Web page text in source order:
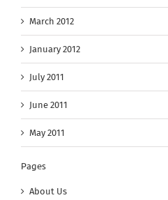
March 2012
January 2012
July 2011
June 2011
May 2011
Pages
About Us